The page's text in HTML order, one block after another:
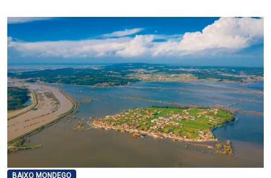
BAIXO MONDEGO